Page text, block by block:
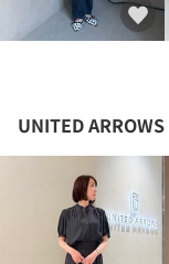
UNITED ARROWS